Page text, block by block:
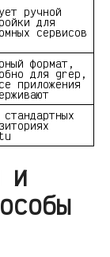
ручной
для
сервисов
формат,
для grep,
приложения
и